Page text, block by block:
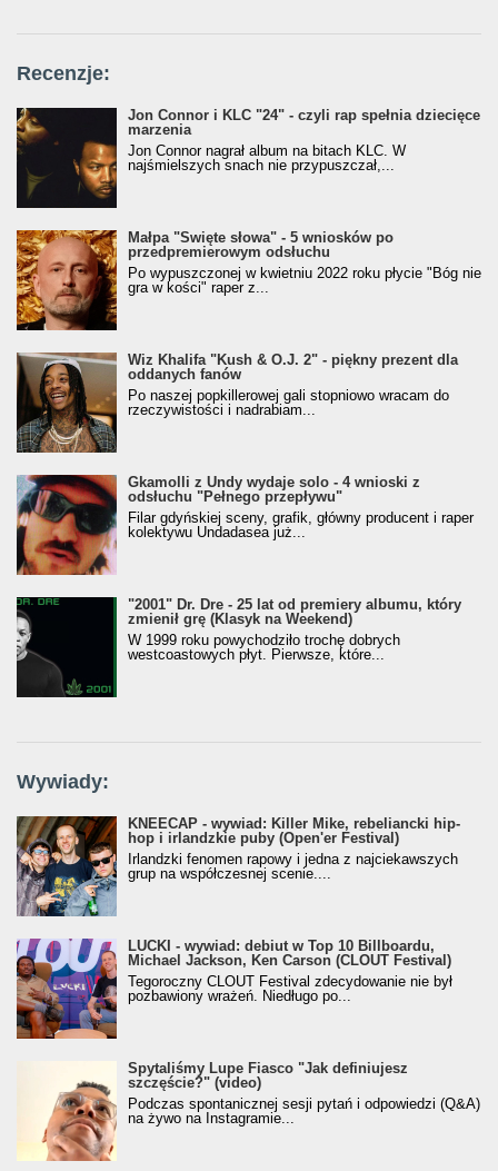
Recenzje:
Jon Connor i KLC "24" - czyli rap spełnia dziecięce
marzenia
Jon Connor nagrał album na bitach KLC. W
najśmielszych snach nie przypuszczał,...
Małpa "Święte słowa" - 5 wniosków po
przedpremierowym odsłuchu
Po wypuszczonej w kwietniu 2022 roku płycie "Bóg nie
gra w kości" raper z...
Wiz Khalifa "Kush & O.J. 2" - piękny prezent dla
oddanych fanów
Po naszej popkillerowej gali stopniowo wracam do
rzeczywistości i nadrabiam...
Gkamolli z Undy wydaje solo - 4 wnioski z
odsłuchu "Pełnego przepływu"
Filar gdyńskiej sceny, grafik, główny producent i raper
kolektywu Undadasea już...
"2001" Dr. Dre - 25 lat od premiery albumu, który
zmienił grę (Klasyk na Weekend)
W 1999 roku powychodziło trochę dobrych
westcoastowych płyt. Pierwsze, które...
Wywiady:
KNEECAP - wywiad: Killer Mike, rebeliancki hip-
hop i irlandzkie puby (Open'er Festival)
Irlandzki fenomen rapowy i jedna z najciekawszych
grup na współczesnej scenie....
LUCKI - wywiad: debiut w Top 10 Billboardu,
Michael Jackson, Ken Carson (CLOUT Festival)
Tegoroczny CLOUT Festival zdecydowanie nie był
pozbawiony wrażeń. Niedługo po...
Spytaliśmy Lupe Fiasco "Jak definiujesz
szczęście?" (video)
Podczas spontanicznej sesji pytań i odpowiedzi (Q&A)
na żywo na Instagramie...